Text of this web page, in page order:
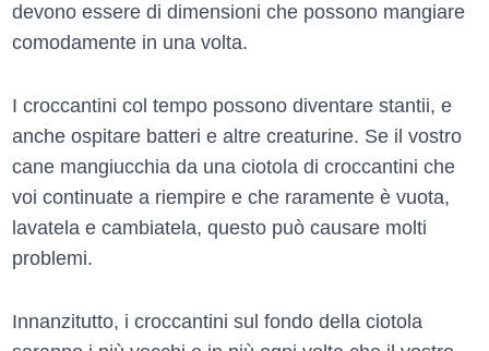
devono essere di dimensioni che possono mangiare
comodamente in una volta.
I croccantini col tempo possono diventare stantii, e
anche ospitare batteri e altre creaturine. Se il vostro
cane mangiucchia da una ciotola di croccantini che
voi continuate a riempire e che raramente è vuota,
lavatela e cambiatela, questo può causare molti
problemi.
Innanzitutto, i croccantini sul fondo della ciotola